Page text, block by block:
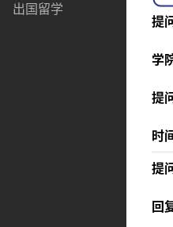
出国留学
提
学
提
时
提
回